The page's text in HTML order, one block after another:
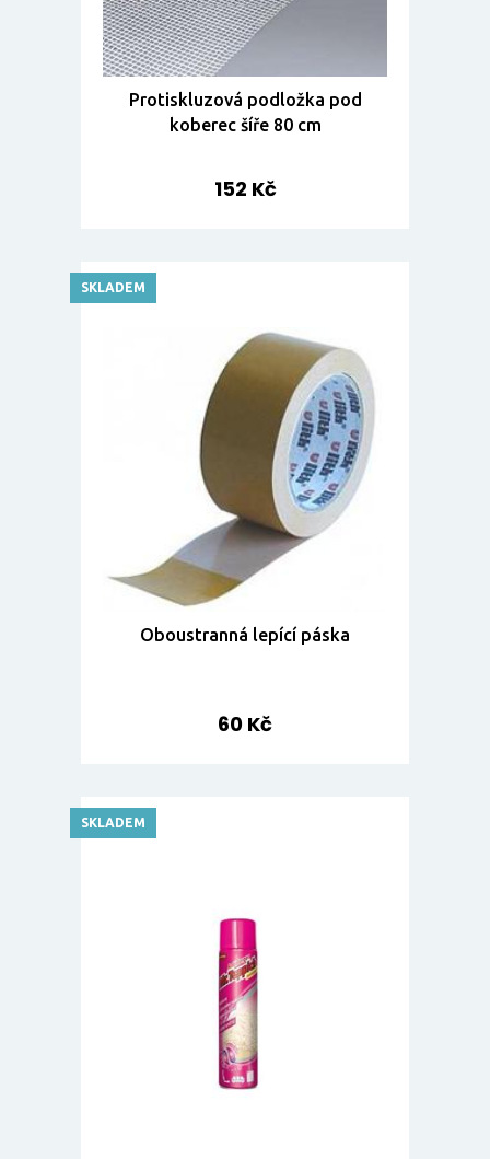
Protiskluzová podložka pod
koberec šíře 80 cm
152 Kč
Oboustranná lepící páska
60 Kč
SKLADEM
SKLADEM